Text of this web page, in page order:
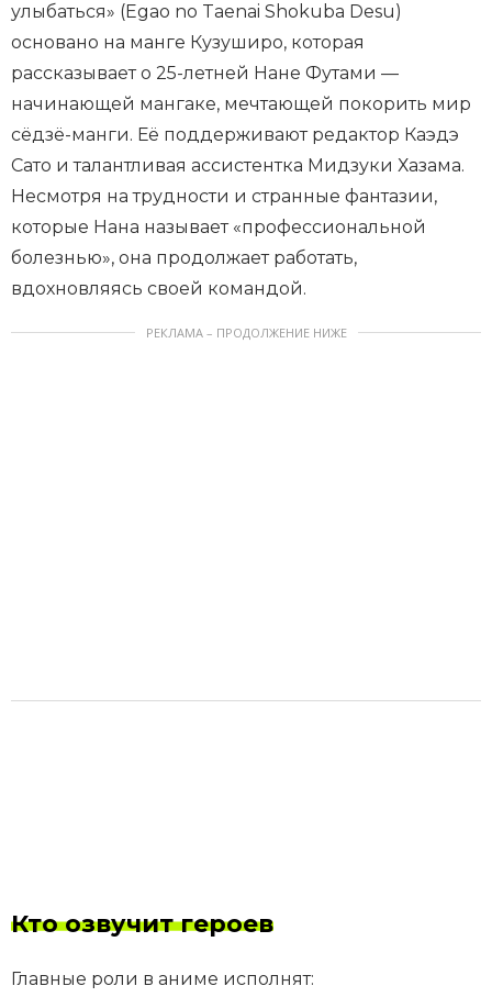
улыбаться» (Egao no Taenai Shokuba Desu)
основано на манге Кузуширо, которая
рассказывает о 25-летней Нане Футами —
начинающей мангаке, мечтающей покорить мир
сёдзё-манги. Её поддерживают редактор Каэдэ
Сато и талантливая ассистентка Мидзуки Хазама.
Несмотря на трудности и странные фантазии,
которые Нана называет «профессиональной
болезнью», она продолжает работать,
вдохновляясь своей командой.
РЕКЛАМА – ПРОДОЛЖЕНИЕ НИЖЕ
Кто озвучит героев
Главные роли в аниме исполнят: